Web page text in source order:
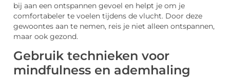
bij aan een ontspannen gevoel en helpt je om je
comfortabeler te voelen tijdens de vlucht. Door deze
gewoontes aan te nemen, reis je niet alleen ontspannen,
maar ook gezond.
Gebruik technieken voor
mindfulness en ademhaling